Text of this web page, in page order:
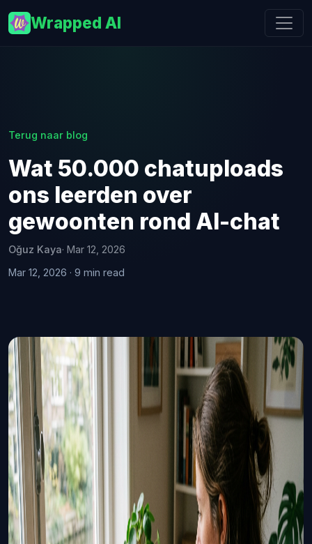
Wrapped AI
Terug naar blog
Wat 50.000 chatuploads
ons leerden over
gewoonten rond AI-chat
Oğuz Kaya· Mar 12, 2026
Mar 12, 2026 · 9 min read